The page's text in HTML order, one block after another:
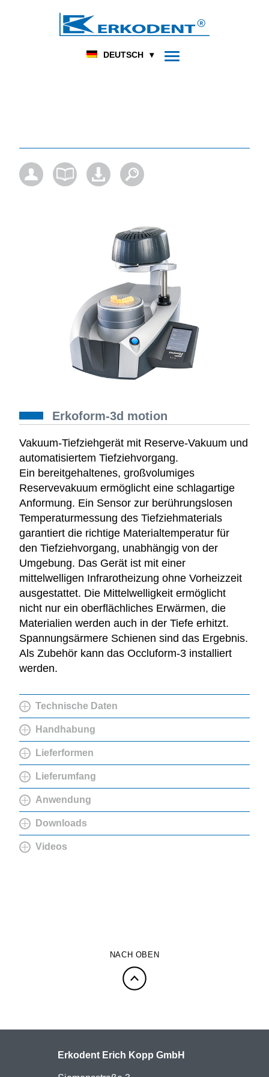
DEUTSCH
DENTAL FUSSORTHOPÄDIE
HOME PRODUKT
Erkoform-3d motion
Vakuum-Tiefziehgerät mit Reserve-Vakuum und
automatisiertem Tiefziehvorgang.
Ein bereitgehaltenes, großvolumiges
Reservevakuum ermöglicht eine schlagartige
Anformung. Ein Sensor zur berührungslosen
Temperaturmessung des Tiefziehmaterials
garantiert die richtige Materialtemperatur für
den Tiefziehvorgang, unabhängig von der
Umgebung. Das Gerät ist mit einer
mittelwelligen Infrarotheizung ohne Vorheizzeit
ausgestattet. Die Mittelwelligkeit ermöglicht
nicht nur ein oberflächliches Erwärmen, die
Materialien werden auch in der Tiefe erhitzt.
Spannungsärmere Schienen sind das Ergebnis.
Als Zubehör kann das Occluform-3 installiert
werden.
Technische Daten
Handhabung
Lieferformen
Lieferumfang
Anwendung
Downloads
Videos
NACH OBEN
Erkodent Erich Kopp GmbH